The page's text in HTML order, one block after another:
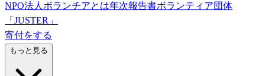
NPO法人ボランチアとは年次報告書ボランティア団体
「JUSTER」
寄付をする
もっと見る